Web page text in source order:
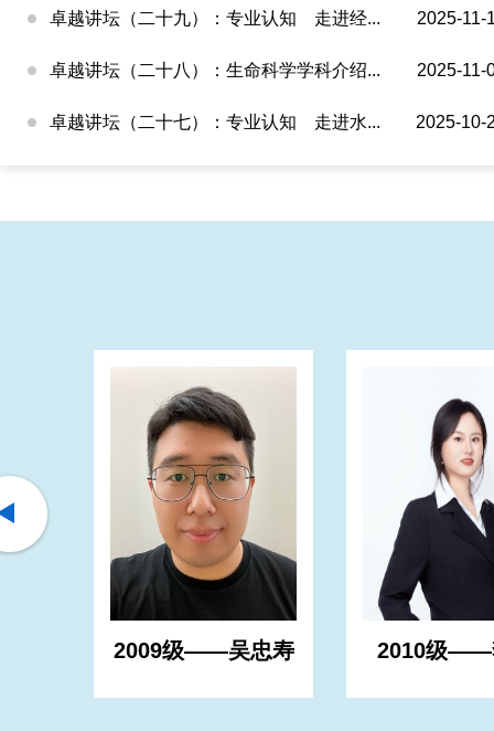
2025-11-
卓越讲坛（二十九）：专业认知 走进经...
2025-11-
卓越讲坛（二十八）：生命科学学科介绍...
2025-10-
卓越讲坛（二十七）：专业认知 走进水...
2010级——李敏 2009级